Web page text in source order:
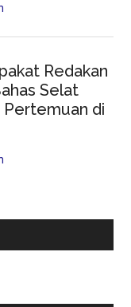
Redakan
Selat
di